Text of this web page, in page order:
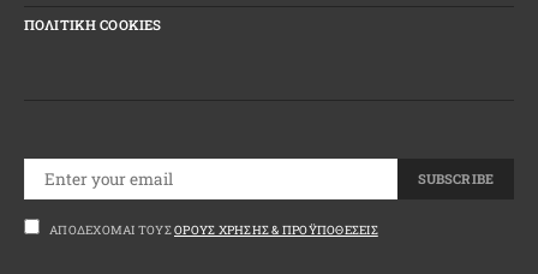
ΠΟΛΙΤΙΚΗ COOKIES
SUBSCRIBE
ΑΠΟΔΈΧΟΜΑΙ ΤΟΥΣΌΡΟΥΣ ΧΡΉΣΗΣ & ΠΡΟΫΠΟΘΈΣΕΙΣ